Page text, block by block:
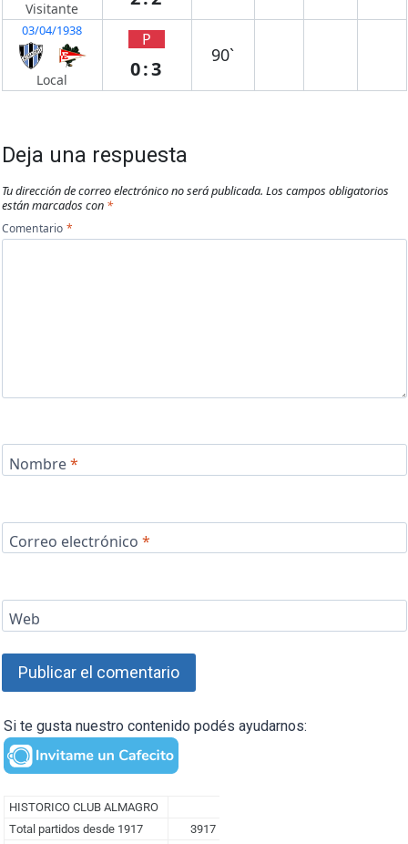
Visitante
03/04/1938
Local
P
0:3
90`
Deja una respuesta
Tu dirección de correo electrónico no será publicada. Los campos obligatorios
están marcados con *
Comentario *
Nombre*
Correo electrónico *
Web
Si te gusta nuestro contenido podés ayudarnos: